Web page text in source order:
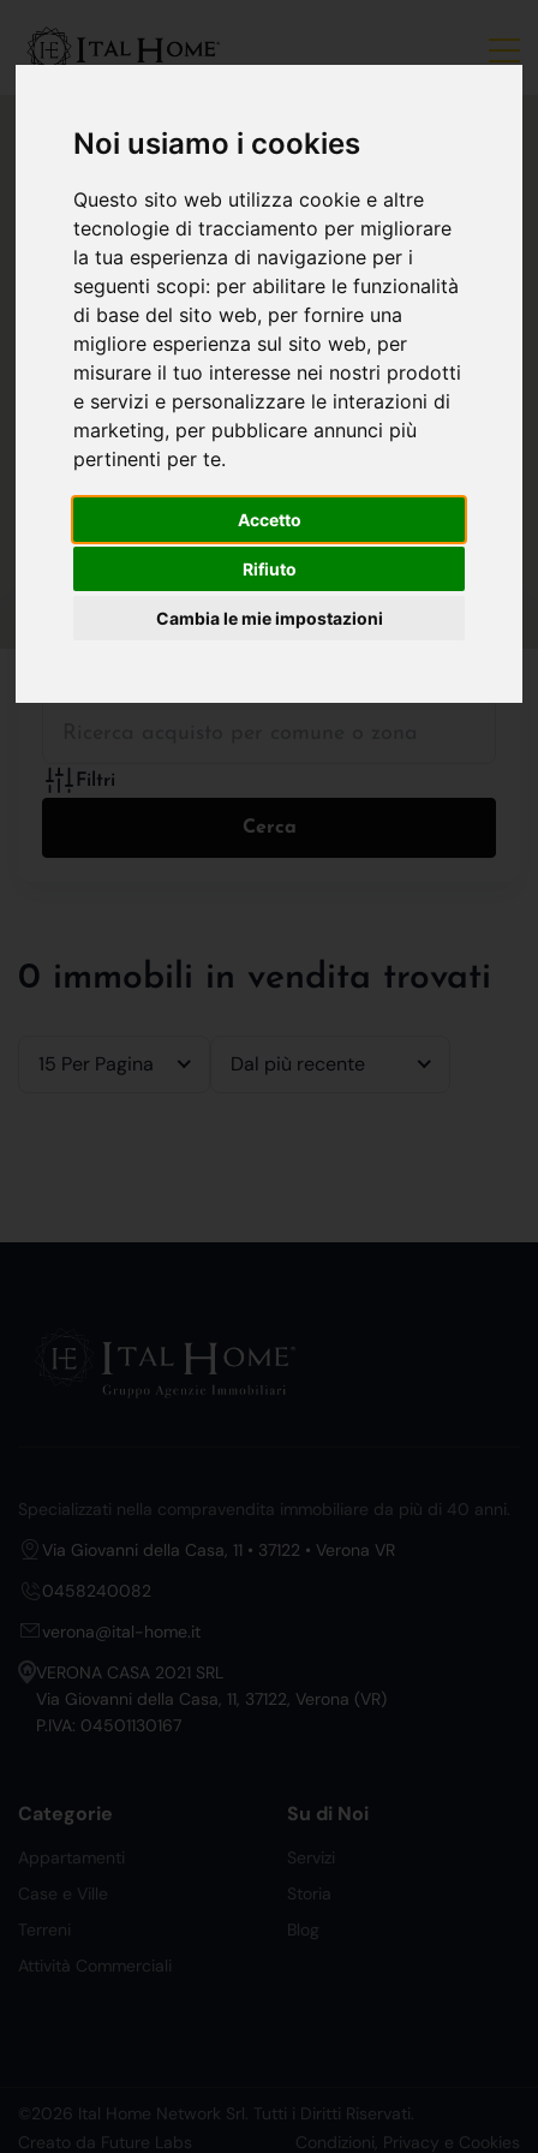
Noi usiamo i cookies
Questo sito web utilizza cookie e altre
tecnologie di tracciamento per migliorare
la tua esperienza di navigazione per i
seguenti scopi: per abilitare le funzionalità
di base del sito web, per fornire una
migliore esperienza sul sito web, per
misurare il tuo interesse nei nostri prodotti
e servizi e personalizzare le interazioni di
marketing, per pubblicare annunci più
pertinenti per te.
Accetto
Rifiuto
Cambia le mie impostazioni
Filtri
Cerca
0 immobili in vendita trovati
15 Per Pagina Dal più recente
Specializzati nella compravendita immobiliare da più di 40 anni.
Via Giovanni della Casa, 11 • 37122 • Verona VR
0458240082
verona@ital-home.it
VERONA CASA 2021 SRL
Via Giovanni della Casa, 11, 37122, Verona (VR)
P.IVA: 04501130167
Categorie
Appartamenti
Case e Ville
Terreni
Attività Commerciali
Su di Noi
Servizi
Storia
Blog
©2026 Ital Home Network Srl. Tutti i Diritti Riservati.
Creato da Future Labs
Condizioni, Privacy e Cookies